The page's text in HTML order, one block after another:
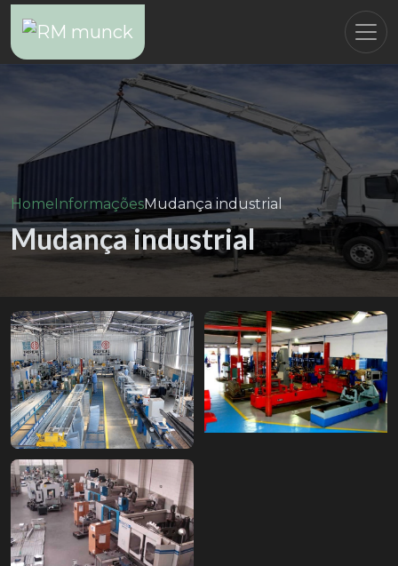
HomeInformaçõesMudança industrial
Mudança industrial